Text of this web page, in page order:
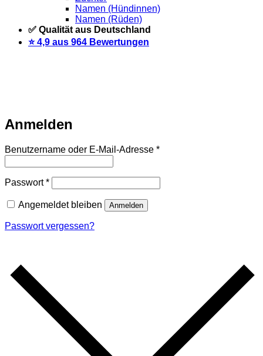
Namen (Hündinnen)
Namen (Rüden)
✅ Qualität aus Deutschland
⭐️ 4,9 aus 964 Bewertungen
Anmelden
Benutzername oder E-Mail-Adresse *Erforderlich
Passwort*Erforderlich
Angemeldet bleiben Anmelden
Passwort vergessen?